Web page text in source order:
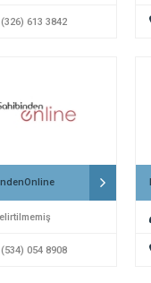
613 3842
054 8908